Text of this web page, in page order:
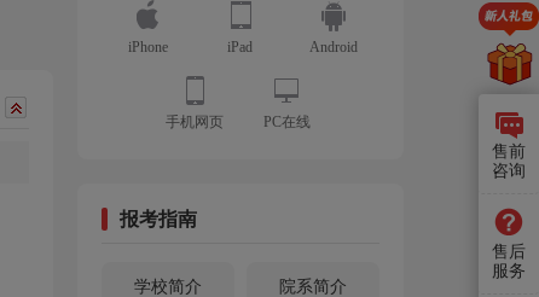
iPhone iPad Android
手机网页 PC在线
报考指南
学校简介 院系简介
售前
咨询
售后
服务